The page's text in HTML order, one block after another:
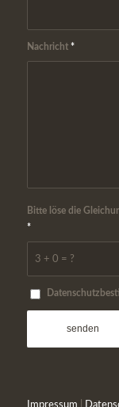
Nachricht *
3 + 0 = ?
Bitte löse die
*